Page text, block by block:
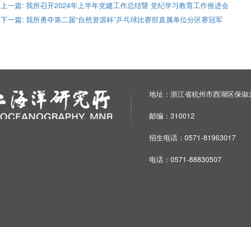
上一篇: 我所召开2024年上半年党建工作总结暨 党纪学习教育工作推进会
下一篇: 我所勇夺第二届“自然资源杯”乒乓球比赛部直属单位分区赛冠军
地址：浙江省杭州市西湖区保俶
邮编：310012
招生电话：0571-81963017
电话：0571-88830507